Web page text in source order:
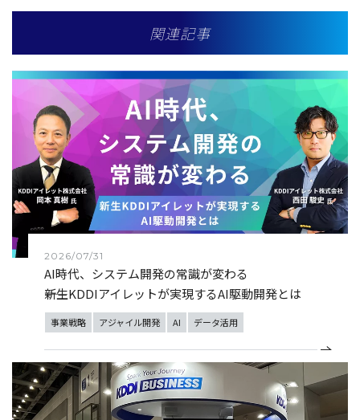
関連記事
2026/07/31
AI時代、システム開発の常識が変わる
――新生KDDIアイレットが実現するAI駆動開発とは
事業戦略 アジャイル開発 AI データ活用